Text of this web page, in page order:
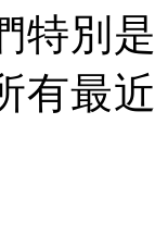
特別
有最